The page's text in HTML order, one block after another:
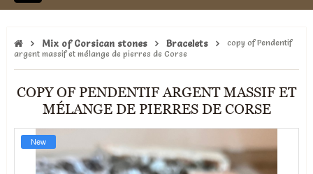
navigation
Mix of Corsican stones Bracelets
copy of Pendentif
argent massif et mélange de pierres de Corse
COPY OF PENDENTIF ARGENT MASSIF ET
MÉLANGE DE PIERRES DE CORSE
New